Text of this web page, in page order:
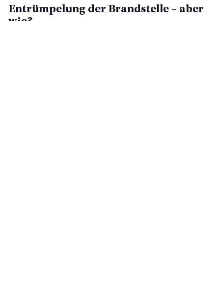
Entrümpelung der Brandstelle – aber
wie?